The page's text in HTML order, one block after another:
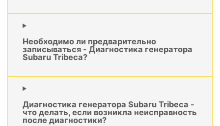
Необходимо ли предварительно
записываться - Диагностика генератора
Subaru Tribeca?
Диагностика генератора Subaru Tribeca -
что делать, если возникла неисправность
после диагностики?